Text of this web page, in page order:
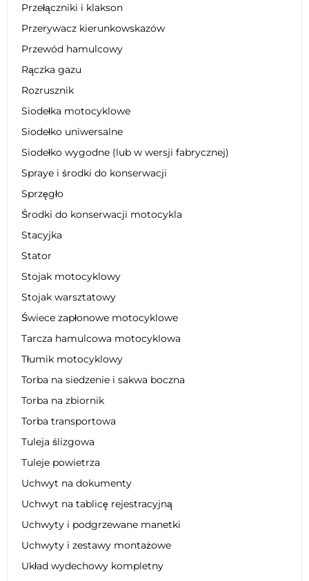
Przełączniki i klakson
Przerywacz kierunkowskazów
Przewód hamulcowy
Rączka gazu
Rozrusznik
Siodełka motocyklowe
Siodełko uniwersalne
Siodełko wygodne (lub w wersji fabrycznej)
Spraye i środki do konserwacji
Sprzęgło
Środki do konserwacji motocykla
Stacyjka
Stator
Stojak motocyklowy
Stojak warsztatowy
Świece zapłonowe motocyklowe
Tarcza hamulcowa motocyklowa
Tłumik motocyklowy
Torba na siedzenie i sakwa boczna
Torba na zbiornik
Torba transportowa
Tuleja ślizgowa
Tuleje powietrza
Uchwyt na dokumenty
Uchwyt na tablicę rejestracyjną
Uchwyty i podgrzewane manetki
Uchwyty i zestawy montażowe
Układ wydechowy kompletny